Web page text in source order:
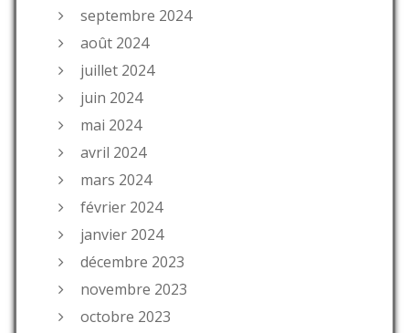
septembre 2024
août 2024
juillet 2024
juin 2024
mai 2024
avril 2024
mars 2024
février 2024
janvier 2024
décembre 2023
novembre 2023
octobre 2023